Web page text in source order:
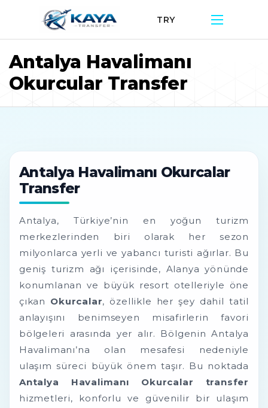
TRY
Antalya Havalimanı
Okurcular Transfer
Antalya Havalimanı Okurcalar
Transfer
Antalya, Türkiye’nin en yoğun turizm
merkezlerinden biri olarak her sezon
milyonlarca yerli ve yabancı turisti ağırlar. Bu
geniş turizm ağı içerisinde, Alanya yönünde
konumlanan ve büyük resort otelleriyle öne
çıkan Okurcalar, özellikle her şey dahil tatil
anlayışını benimseyen misafirlerin favori
bölgeleri arasında yer alır. Bölgenin Antalya
Havalimanı’na olan mesafesi nedeniyle
ulaşım süreci büyük önem taşır. Bu noktada
Antalya Havalimanı Okurcalar transfer
hizmetleri, konforlu ve güvenilir bir ulaşım